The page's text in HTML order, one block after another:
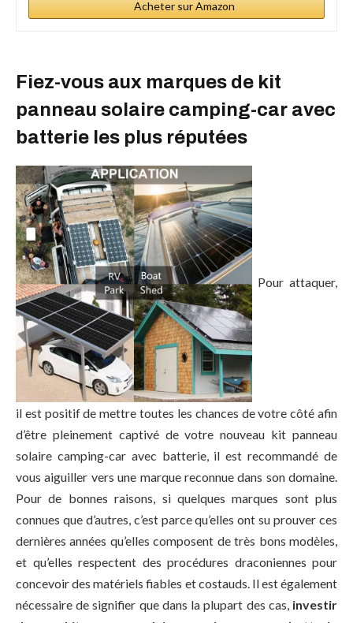
Acheter sur Amazon
Fiez-vous aux marques de kit
panneau solaire camping-car avec
batterie les plus réputées
Pour attaquer,
il est positif de mettre toutes les chances de votre côté afin
d’être pleinement captivé de votre nouveau kit panneau
solaire camping-car avec batterie, il est recommandé de
vous aiguiller vers une marque reconnue dans son domaine.
Pour de bonnes raisons, si quelques marques sont plus
connues que d’autres, c’est parce qu’elles ont su prouver ces
dernières années qu’elles composent de très bons modèles,
et qu’elles respectent des procédures draconiennes pour
concevoir des matériels fiables et costauds. Il est également
nécessaire de signifier que dans la plupart des cas, investir